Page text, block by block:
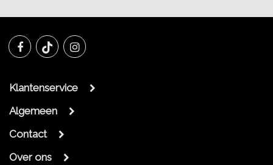
Klantenservice
Algemeen
Contact
Over ons